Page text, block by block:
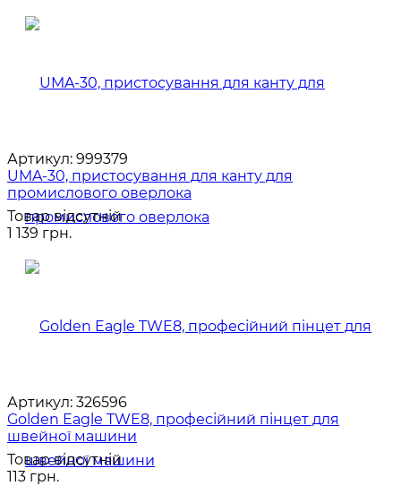
Артикул: 999379
UMA-30, пристосування для канту для
промислового оверлока
Товар відсутній
1 139 грн.
Артикул: 326596
Golden Eagle TWE8, професійний пінцет для
швейної машини
Товар відсутній
113 грн.